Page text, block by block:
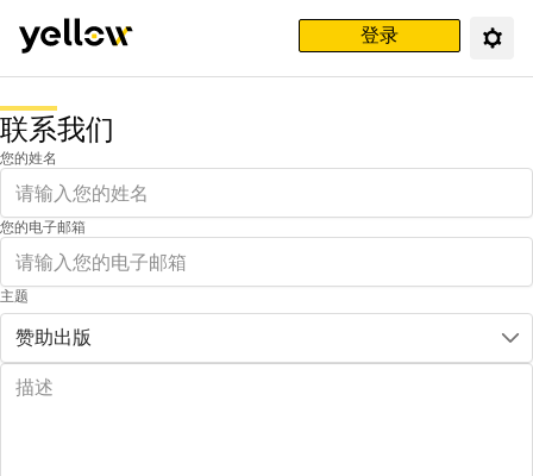
登录
联系我们
您的姓名
您的电子邮箱
主题
赞助出版